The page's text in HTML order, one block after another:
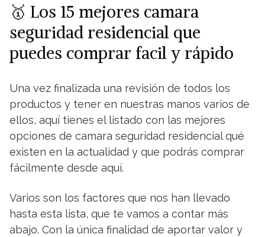
🥇 Los 15 mejores camara
seguridad residencial que
puedes comprar facil y rápido
Una vez finalizada una revisión de todos los
productos y tener en nuestras manos varios de
ellos, aquí tienes el listado con las mejores
opciones de camara seguridad residencial qué
existen en la actualidad y que podrás comprar
fácilmente desde aquí.
Varios son los factores que nos han llevado
hasta esta lista, que te vamos a contar más
abajo. Con la única finalidad de aportar valor y